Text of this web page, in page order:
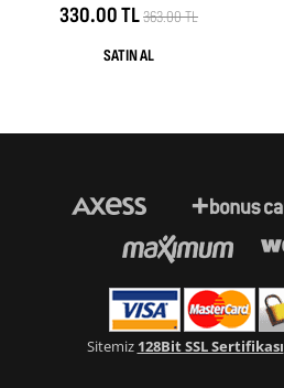
330.00 TL363.00 TL
Sitemiz 128Bit SSL Sertifikası